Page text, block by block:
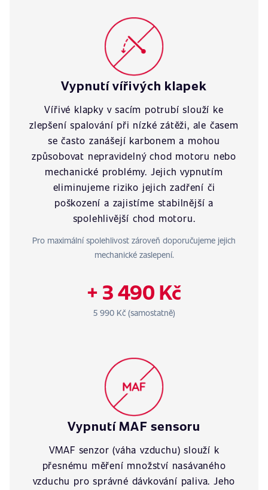
Vypnutí vířivých klapek
Vířivé klapky v sacím potrubí slouží ke
zlepšení spalování při nízké zátěži, ale časem
se často zanášejí karbonem a mohou
způsobovat nepravidelný chod motoru nebo
mechanické problémy. Jejich vypnutím
eliminujeme riziko jejich zadření či
poškození a zajistíme stabilnější a
spolehlivější chod motoru.
Pro maximální spolehlivost zároveň doporučujeme jejich
mechanické zaslepení.
+ 3 490 Kč
5 990 Kč (samostatně)
Vypnutí MAF sensoru
VMAF senzor (váha vzduchu) slouží k
přesnému měření množství nasávaného
vzduchu pro správné dávkování paliva. Jeho